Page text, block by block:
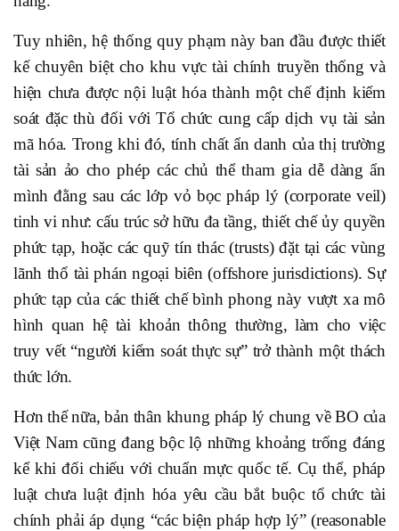
Tuy nhiên, hệ thống quy phạm này ban đầu được thiết
kế chuyên biệt cho khu vực tài chính truyền thống và
hiện chưa được nội luật hóa thành một chế định kiểm
soát đặc thù đối với Tổ chức cung cấp dịch vụ tài sản
mã hóa. Trong khi đó, tính chất ẩn danh của thị trường
tài sản ảo cho phép các chủ thể tham gia dễ dàng ẩn
mình đằng sau các lớp vỏ bọc pháp lý (corporate veil)
tinh vi như: cấu trúc sở hữu đa tầng, thiết chế ủy quyền
phức tạp, hoặc các quỹ tín thác (trusts) đặt tại các vùng
lãnh thổ tài phán ngoại biên (offshore jurisdictions). Sự
phức tạp của các thiết chế bình phong này vượt xa mô
hình quan hệ tài khoản thông thường, làm cho việc
truy vết “người kiểm soát thực sự” trở thành một thách
thức lớn.
Hơn thế nữa, bản thân khung pháp lý chung về BO của
Việt Nam cũng đang bộc lộ những khoảng trống đáng
kể khi đối chiếu với chuẩn mực quốc tế. Cụ thể, pháp
luật chưa luật định hóa yêu cầu bắt buộc tổ chức tài
chính phải áp dụng “các biện pháp hợp lý” (reasonable